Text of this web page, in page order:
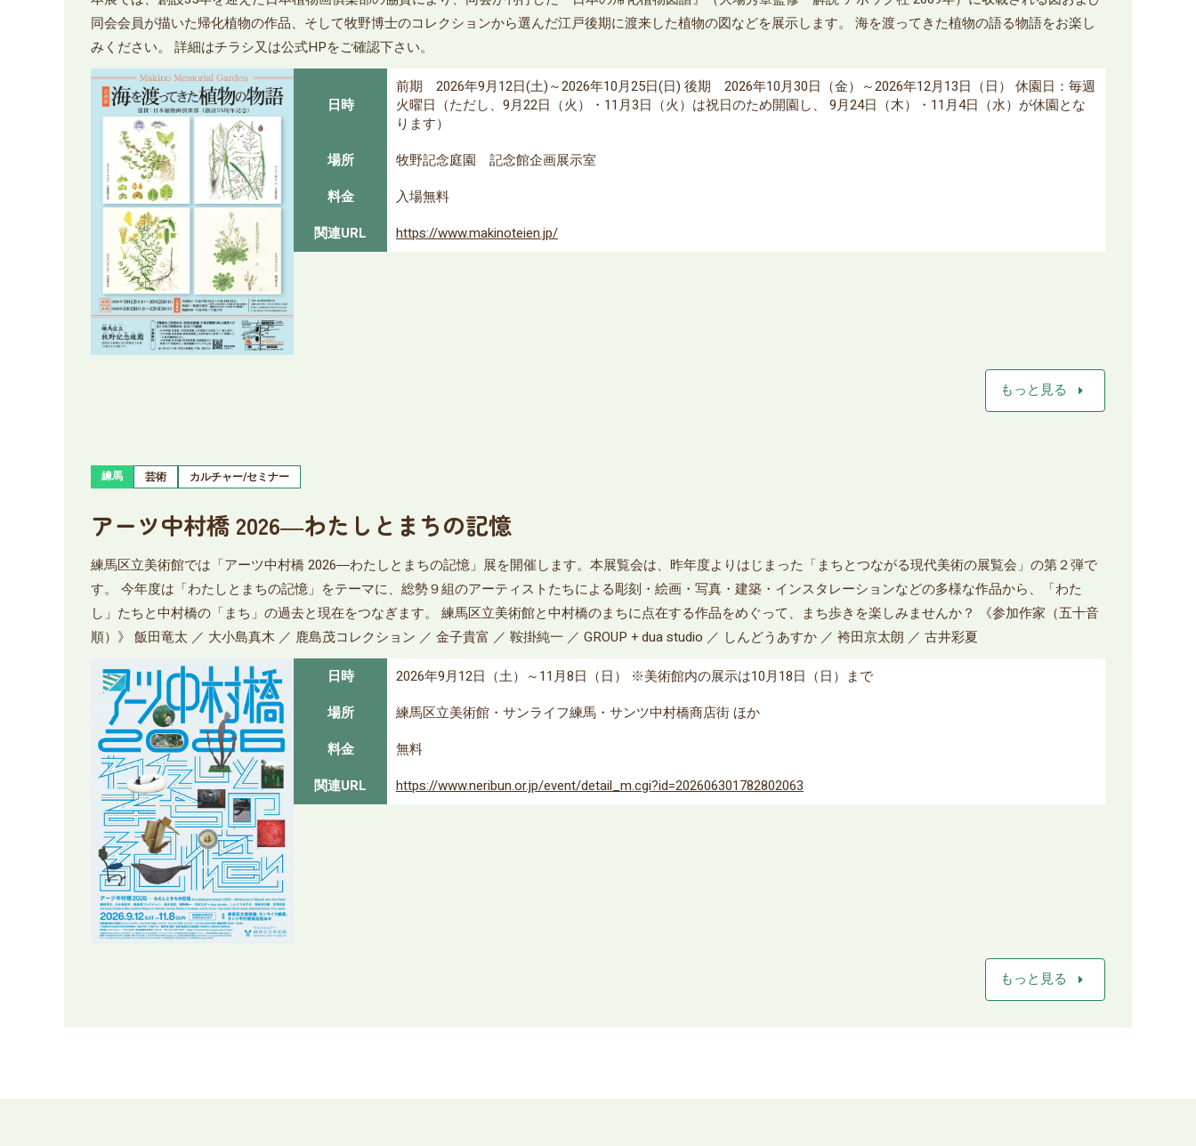
同会会員が描いた帰化植物の作品、そして牧野博士のコレクションから選んだ江戸後期に渡来した植物の図などを展示します。 海を渡ってきた植物の語る物語をお楽し
みください。 詳細はチラシ又は公式HPをご確認下さい。
日時
前期 2026年9月12日(土)～2026年10月25日(日) 後期 2026年10月30日（金）～2026年12月13日（日） 休園日：毎週
火曜日（ただし、9月22日（火）・11月3日（火）は祝日のため開園し、 9月24日（木）・11月4日（水）が休園とな
ります）
場所
牧野記念庭園 記念館企画展示室
料金
入場無料
関連URL
https://www.makinoteien.jp/
もっと見る arrow_right
練馬 芸術 カルチャー/セミナー
アーツ中村橋 2026―わたしとまちの記憶
練馬区立美術館では「アーツ中村橋 2026―わたしとまちの記憶」展を開催します。本展覧会は、昨年度よりはじまった「まちとつながる現代美術の展覧会」の第２弾で
す。 今年度は「わたしとまちの記憶」をテーマに、総勢９組のアーティストたちによる彫刻・絵画・写真・建築・インスタレーションなどの多様な作品から、「わた
し」たちと中村橋の「まち」の過去と現在をつなぎます。 練馬区立美術館と中村橋のまちに点在する作品をめぐって、まち歩きを楽しみませんか？ 《参加作家（五十音
順）》 飯田竜太 ／ 大小島真木 ／ 鹿島茂コレクション ／ 金子貴富 ／ 鞍掛純一 ／ GROUP + dua studio ／ しんどうあすか ／ 袴田京太朗 ／ 古井彩夏
日時
2026年9月12日（土）～11月8日（日） ※美術館内の展示は10月18日（日）まで
場所
練馬区立美術館・サンライフ練馬・サンツ中村橋商店街 ほか
料金
無料
関連URL
https://www.neribun.or.jp/event/detail_m.cgi?id=202606301782802063
もっと見る arrow_right